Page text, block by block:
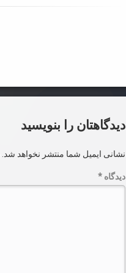
دیدگاه‌ها
دیدگاهتان را بنویسید
نشانی ایمیل شما منتشر نخواهد شد.
دیدگاه *